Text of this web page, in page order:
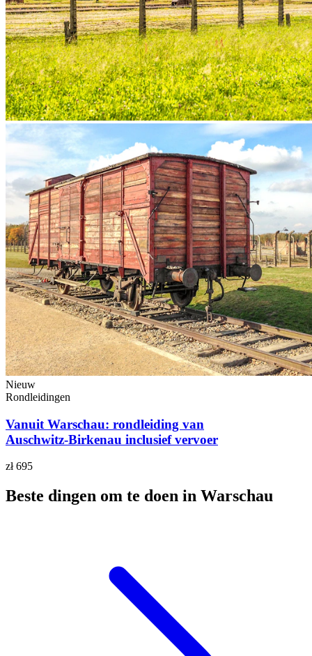
Nieuw
Rondleidingen
Vanuit Warschau: rondleiding van
Auschwitz-Birkenau inclusief vervoer
zł 695
Beste dingen om te doen in Warschau